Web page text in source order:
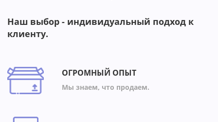
Наш выбор - индивидуальный подход к
клиенту.
ОГРОМНЫЙ ОПЫТ
Мы знаем, что продаем.